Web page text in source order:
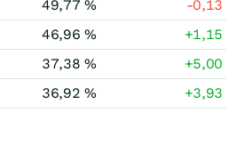
49,77 %
-0,13
46,96 %
+1,15
37,38 %
+5,00
36,92 % +3,93